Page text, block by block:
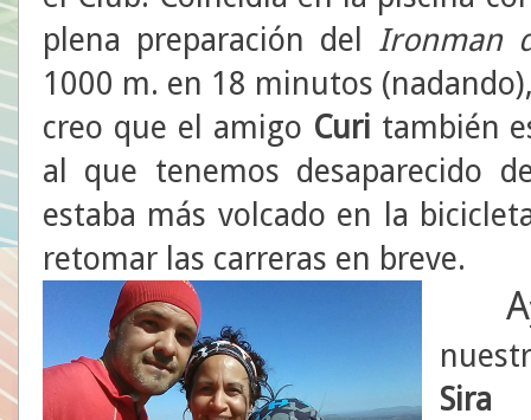
plena preparación del
Ironman
1000 m. en 18 minutos
creo que el amigo Curi también
al que tenemos desaparecido
estaba más volcado en la
retomar las carreras en breve.
A